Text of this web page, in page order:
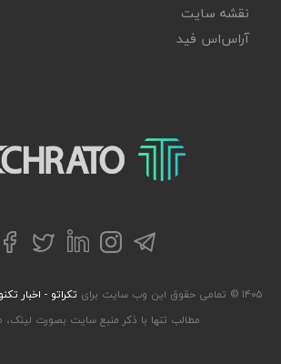
نقشه سایت
آر‌اس‌اس فید
تکراتو – زندگی با تکنولوژی
تلگراماینستاگرام
لینکداینتوییتر
۱۴۰۵ © تمامی حقوق این وب سایت برای تکراتو - اخبار
مطالب تنها با ذکر منبع سایت بصورت